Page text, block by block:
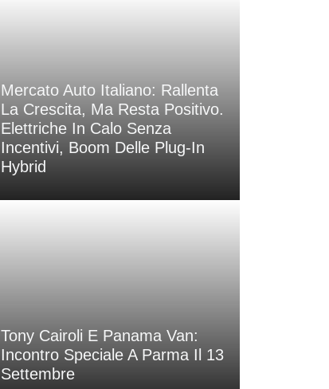
Mercato Auto Italiano: Rallenta
La Crescita, Ma Resta Positivo.
Elettriche In Calo Senza
Incentivi, Boom Delle Plug-In
Hybrid
Tony Cairoli E Panama Van:
Incontro Speciale A Parma Il 13
Settembre